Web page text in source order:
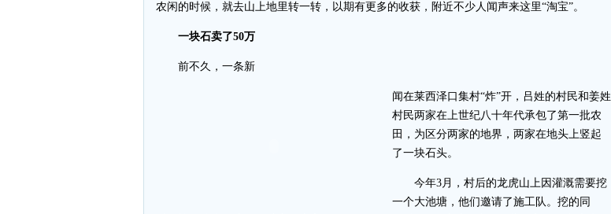
农闲的时候，就去山上地里转一转，以期有更多的收获，附近不少人闻声来这里“淘宝”。
一块石卖了50万
前不久，一条新
闻在莱西泽口集村“炸”开，吕姓的村民和姜姓
村民两家在上世纪八十年代承包了第一批农
田，为区分两家的地界，两家在地头上竖起
了一块石头。
今年3月，村后的龙虎山上因灌溉需要挖
一个大池塘，他们邀请了施工队。挖的同